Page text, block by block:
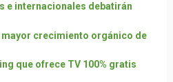
e internacionales debatirán
mayor crecimiento orgánico de
que ofrece TV 100% gratis